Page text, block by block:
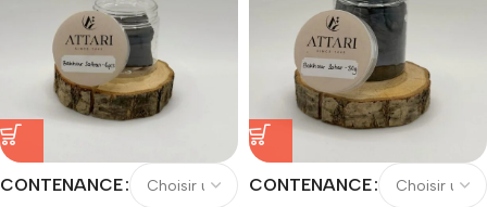
CONTENANCE CONTENANCE